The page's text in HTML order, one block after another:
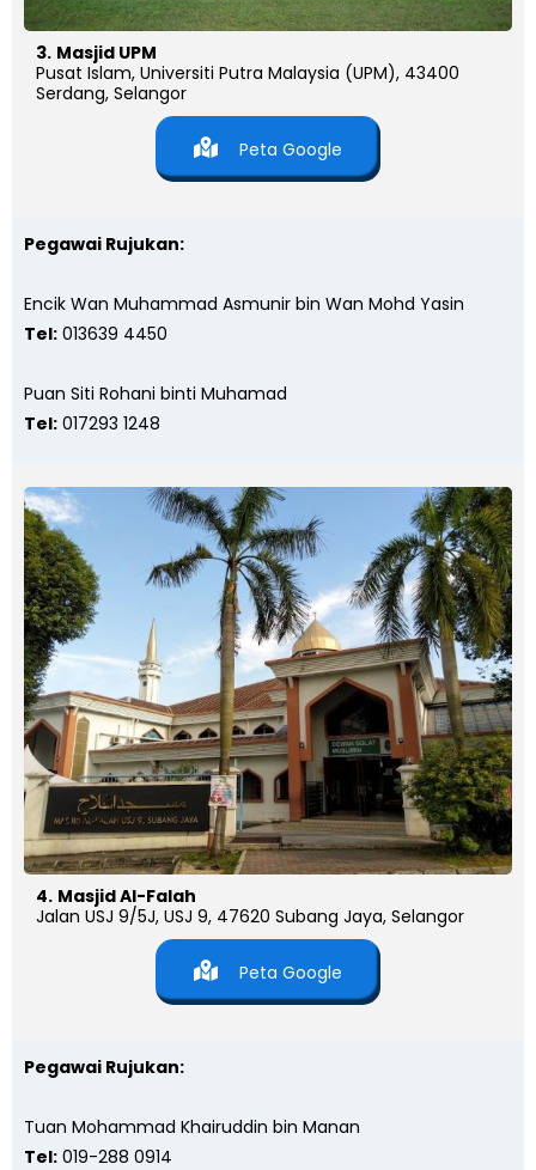
3. Masjid UPM
Pusat Islam, Universiti Putra Malaysia (UPM), 43400
Serdang, Selangor
Peta Google
Pegawai Rujukan:
Encik Wan Muhammad Asmunir bin Wan Mohd Yasin
Tel: 013639 4450
Puan Siti Rohani binti Muhamad
Tel: 017293 1248
4. Masjid Al-Falah
Jalan USJ 9/5J, USJ 9, 47620 Subang Jaya, Selangor
Peta Google
Pegawai Rujukan:
Tuan Mohammad Khairuddin bin Manan
Tel: 019-288 0914